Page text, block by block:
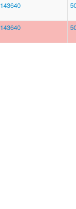
143640
143640